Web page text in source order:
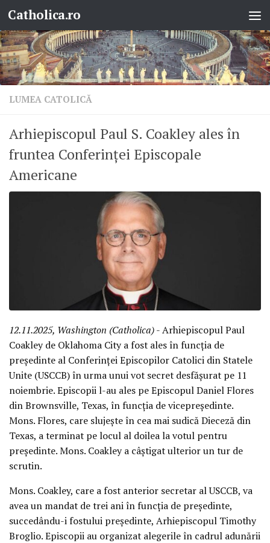
Skip to content
Catholica.ro
LUMEA CATOLICĂ
Arhiepiscopul Paul S. Coakley ales în
fruntea Conferinței Episcopale
Americane
12.11.2025, Washington (Catholica)- Arhiepiscopul Paul
Coakley de Oklahoma City a fost ales în funcția de
președinte al Conferinței Episcopilor Catolici din Statele
Unite (USCCB) în urma unui vot secret desfășurat pe 11
noiembrie. Episcopii l-au ales pe Episcopul Daniel Flores
din Brownsville, Texas, în funcția de vicepreședinte.
Mons. Flores, care slujește în cea mai sudică Dieceză din
Texas, a terminat pe locul al doilea la votul pentru
președinte. Mons. Coakley a câștigat ulterior un tur de
scrutin.
Mons. Coakley, care a fost anterior secretar al USCCB, va
avea un mandat de trei ani în funcția de președinte,
succedându-i fostului președinte, Arhiepiscopul Timothy
Broglio. Episcopii au organizat alegerile în cadrul adunării